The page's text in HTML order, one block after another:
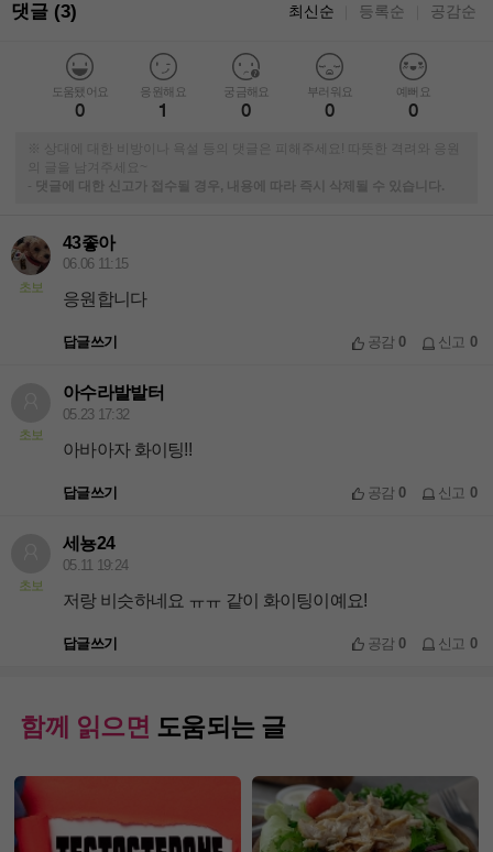
댓글 (3) 최신순 등록순 공감순
도움됐어요
0
응원해요
1
궁금해요
0
부러워요
0
예뻐요
0
※ 상대에 대한 비방이나 욕설 등의 댓글은 피해주세요! 따뜻한 격려와 응원
의 글을 남겨주세요~
-
댓글에 대한 신고가 접수될 경우, 내용에 따라 즉시 삭제될 수 있습니다.
초보
43좋아
06.06 11:15
응원합니다
답글쓰기 공감0 신고 0
초보
아수라발발터
05.23 17:32
아바아자 화이팅!!
답글쓰기 공감0 신고 0
초보
세뇽24
05.11 19:24
저랑 비슷하네요 ㅠㅠ 같이 화이팅이예요!
답글쓰기 공감0 신고 0
함께 읽으면 도움되는 글